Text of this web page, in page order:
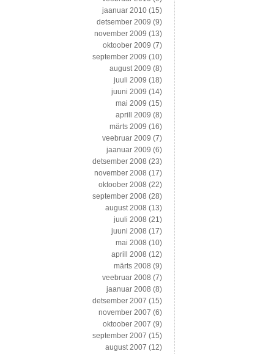
jaanuar 2010 (15)
detsember 2009 (9)
november 2009 (13)
oktoober 2009 (7)
september 2009 (10)
august 2009 (8)
juuli 2009 (18)
juuni 2009 (14)
mai 2009 (15)
aprill 2009 (8)
märts 2009 (16)
veebruar 2009 (7)
jaanuar 2009 (6)
detsember 2008 (23)
november 2008 (17)
oktoober 2008 (22)
september 2008 (28)
august 2008 (13)
juuli 2008 (21)
juuni 2008 (17)
mai 2008 (10)
aprill 2008 (12)
märts 2008 (9)
veebruar 2008 (7)
jaanuar 2008 (8)
detsember 2007 (15)
november 2007 (6)
oktoober 2007 (9)
september 2007 (15)
august 2007 (12)